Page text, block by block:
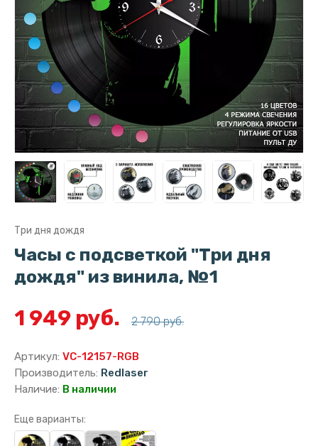
Три дня дождя
Часы с подсветкой "Три дня
дождя" из винила, №1
1 949 руб. 2 790 руб.
Артикул: VC-12157-RGB
Производитель: Redlaser
Наличие: В наличии
Еще варианты: